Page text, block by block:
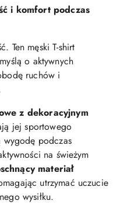
i komfort podczas
Ten męski T-shirt
o aktywnych
ruchów i
z dekoracyjnym
jej sportowego
wygodę podczas
na świeżym
materiał
utrzymać uczucie
wysiłku.